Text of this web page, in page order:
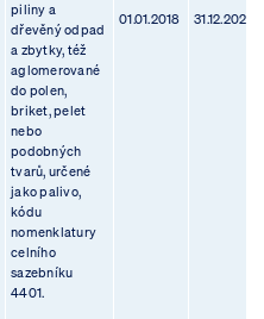
piliny a
dřevěný odpad
a zbytky, též
aglomerované
do polen,
briket, pelet
nebo
podobných
tvarů, určené
jako palivo,
kódu
nomenklatury
celního
sazebníku
4401.
01.01.2018 31.12.2023